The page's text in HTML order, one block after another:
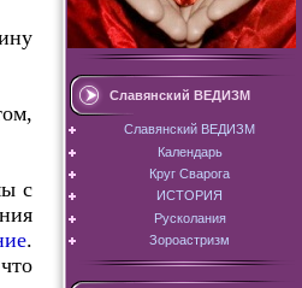
с
.
Славянский ВЕДИЗМ
Славянский ВЕДИЗМ
Календарь
Круг Сварога
ИСТОРИЯ
Русколания
Зороастризм